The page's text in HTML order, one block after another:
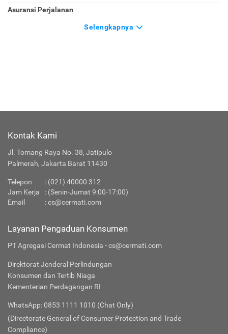
Asuransi Perjalanan
Selengkapnya
Kontak Kami
Jl. Tomang Raya No. 38, Jatipulo
Palmerah, Jakarta Barat 11430
Telepon : (021) 40000 312
Jam Kerja
: (Senin-Jumat 9:00-17:00)
Email
:cs@cermati.com
Layanan Pengaduan Konsumen
PT Agregasi Cermat Indonesia - cs@cermati.com
Direktorat Jenderal Perlindungan
Konsumen dan Tertib Niaga
Kementerian Perdagangan RI
WhatsApp: 0853 1111 1010 (Chat Only)
(Directorate General of Consumer Protection and Trade
Compliance)